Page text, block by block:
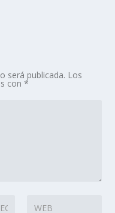
será publicada. Los
con*